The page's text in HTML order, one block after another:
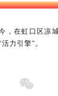
程人民民主在
，在虹口区凉
活力引擎”。